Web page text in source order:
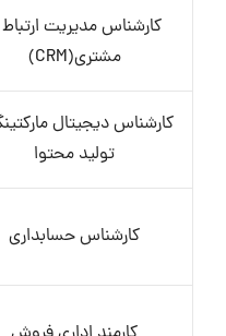
کارشناس مدیریت ارتباط
مشتری(CRM)
کارشناس دیجیتال
تولید محتوا
کارشناس حسابداری